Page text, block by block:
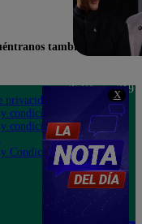
X
también en
privacidad
condiciones
condiciones
Condiciones
Teléfono: 219
Av. San
Felipe 968
Jesús María